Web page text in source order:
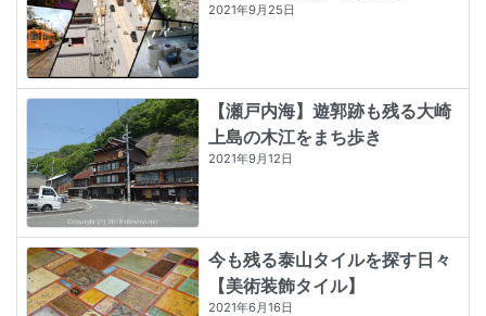
2021年9月25日
【瀬戸内海】遊郭跡も残る大崎
上島の木江をまち歩き
2021年9月12日
今も残る泰山タイルを探す日々
【美術装飾タイル】
2021年6月16日